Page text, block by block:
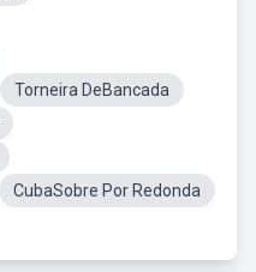
Torneira DeBancada
CubaSobre Por Redonda